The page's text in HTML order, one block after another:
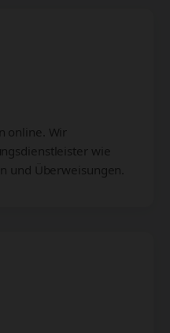
online. Wir
wie
und Überweisungen.